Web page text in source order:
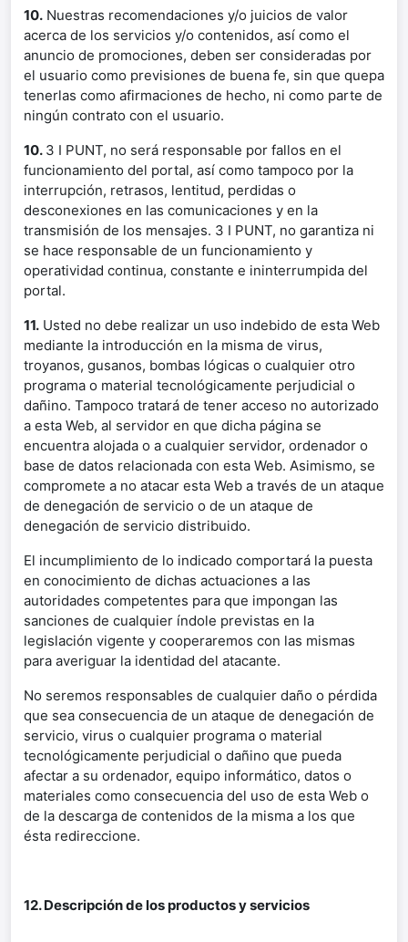
10. Nuestras recomendaciones y/o juicios de valor
acerca de los servicios y/o contenidos, así como el
anuncio de promociones, deben ser consideradas por
el usuario como previsiones de buena fe, sin que quepa
tenerlas como afirmaciones de hecho, ni como parte de
ningún contrato con el usuario.
10. 3 I PUNT, no será responsable por fallos en el
funcionamiento del portal, así como tampoco por la
interrupción, retrasos, lentitud, perdidas o
desconexiones en las comunicaciones y en la
transmisión de los mensajes. 3 I PUNT, no garantiza ni
se hace responsable de un funcionamiento y
operatividad continua, constante e ininterrumpida del
portal.
11. Usted no debe realizar un uso indebido de esta Web
mediante la introducción en la misma de virus,
troyanos, gusanos, bombas lógicas o cualquier otro
programa o material tecnológicamente perjudicial o
dañino. Tampoco tratará de tener acceso no autorizado
a esta Web, al servidor en que dicha página se
encuentra alojada o a cualquier servidor, ordenador o
base de datos relacionada con esta Web. Asimismo, se
compromete a no atacar esta Web a través de un ataque
de denegación de servicio o de un ataque de
denegación de servicio distribuido.
El incumplimiento de lo indicado comportará la puesta
en conocimiento de dichas actuaciones a las
autoridades competentes para que impongan las
sanciones de cualquier índole previstas en la
legislación vigente y cooperaremos con las mismas
para averiguar la identidad del atacante.
No seremos responsables de cualquier daño o pérdida
que sea consecuencia de un ataque de denegación de
servicio, virus o cualquier programa o material
tecnológicamente perjudicial o dañino que pueda
afectar a su ordenador, equipo informático, datos o
materiales como consecuencia del uso de esta Web o
de la descarga de contenidos de la misma a los que
ésta redireccione.
12. Descripción de los productos y servicios